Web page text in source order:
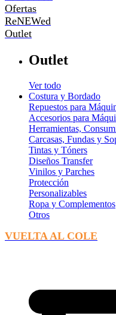
Ofertas
ReNEWed
Outlet
Outlet
Ver todo
Costura y Bordado
Repuestos para
Accesorios para
Herramientas,
Carcasas, Fundas y
Tintas y Tóners
Diseños Transfer
Vinilos y Parches
Protección
Personalizables
Ropa y Complementos
Otros
VUELTA AL COLE